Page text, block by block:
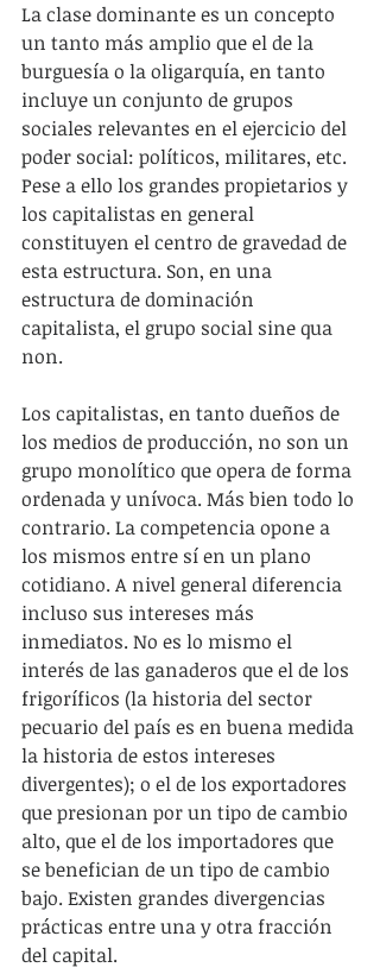
La clase dominante es un concepto
un tanto más amplio que el de la
burguesía o la oligarquía, en tanto
incluye un conjunto de grupos
sociales relevantes en el ejercicio del
poder social: políticos, militares, etc.
Pese a ello los grandes propietarios y
los capitalistas en general
constituyen el centro de gravedad de
esta estructura. Son, en una
estructura de dominación
capitalista, el grupo social sine qua
non.
Los capitalistas, en tanto dueños de
los medios de producción, no son un
grupo monolítico que opera de forma
ordenada y unívoca. Más bien todo lo
contrario. La competencia opone a
los mismos entre sí en un plano
cotidiano. A nivel general diferencia
incluso sus intereses más
inmediatos. No es lo mismo el
interés de las ganaderos que el de los
frigoríficos (la historia del sector
pecuario del país es en buena medida
la historia de estos intereses
divergentes); o el de los exportadores
que presionan por un tipo de cambio
alto, que el de los importadores que
se benefician de un tipo de cambio
bajo. Existen grandes divergencias
prácticas entre una y otra fracción
del capital.